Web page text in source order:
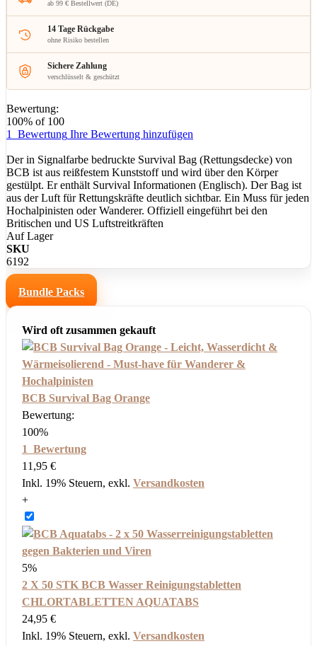
ab 99 € Bestellwert (DE)
14 Tage Rückgabe
ohne Risiko bestellen
Sichere Zahlung
verschlüsselt & geschützt
Bewertung:
100% of 100
1
Bewertung Ihre Bewertung hinzufügen
Der in Signalfarbe bedruckte Survival Bag (Rettungsdecke) von
BCB ist aus reißfestem Kunststoff und wird über den Körper
gestülpt. Er enthält Survival Informationen (Englisch). Der Bag ist
aus der Luft für Rettungskräfte deutlich sichtbar. Ein Muss für jeden
Hochalpinisten oder Wanderer. Offiziell eingeführt bei den
Britischen und US Luftstreitkräften
Auf Lager
SKU
6192
Bundle Packs
Wird oft zusammen gekauft
BCB Survival Bag Orange
Bewertung:
100%
1 Bewertung
11,95 €
Inkl. 19% Steuern, exkl. Versandkosten
+
5%
2 X 50 STK BCB Wasser Reinigungstabletten
CHLORTABLETTEN AQUATABS
24,95 €
Inkl. 19% Steuern, exkl. Versandkosten